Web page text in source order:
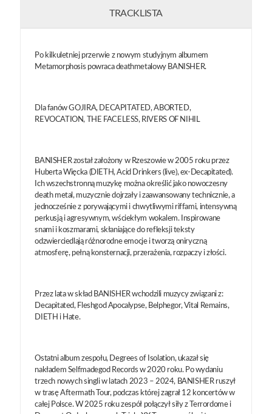
TRACKLISTA
Po kilkuletniej przerwie z nowym studyjnym albumem
Metamorphosis powraca deathmetalowy BANISHER.
Dla fanów GOJIRA, DECAPITATED, ABORTED,
REVOCATION, THE FACELESS, RIVERS OF NIHIL
BANISHER został założony w Rzeszowie w 2005 roku przez
Huberta Więcka (DIETH, Acid Drinkers (live), ex-Decapitated).
Ich wszechstronną muzykę można określić jako nowoczesny
death metal, muzycznie dojrzały i zaawansowany technicznie, a
jednocześnie z porywającymi i chwytliwymi riffami, intensywną
perkusją i agresywnym, wściekłym wokalem. Inspirowane
snami i koszmarami, skłaniające do refleksji teksty
odzwierciedlają różnorodne emocje i tworzą oniryczną
atmosferę, pełną konsternacji, przerażenia, rozpaczy i złości.
Przez lata w skład BANISHER wchodzili muzycy związani z:
Decapitated, Fleshgod Apocalypse, Belphegor, Vital Remains,
DIETH i Hate.
Ostatni album zespołu, Degrees of Isolation, ukazał się
nakładem Selfmadegod Records w 2020 roku. Po wydaniu
trzech nowych singli w latach 2023 – 2024, BANISHER ruszył
w trasę Aftermath Tour, podczas której zagrał 12 koncertów w
całej Polsce. W 2025 roku zespół połączył siły z Terrordome i